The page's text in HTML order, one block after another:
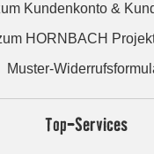
Kundenkonto &
HORNBACH
Muster-
Top-Services